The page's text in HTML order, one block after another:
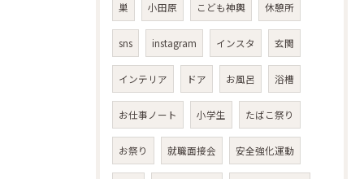
巣 小田原 こども神輿 休憩所
sns instagram インスタ 玄関
インテリア ドア お風呂 浴槽
お仕事ノート 小学生 たばこ祭り
お祭り 就職面接会 安全強化運動